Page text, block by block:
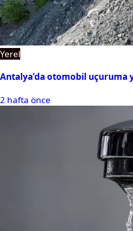
Yerel
Antalya’da otomobil uçuruma
2 hafta önce